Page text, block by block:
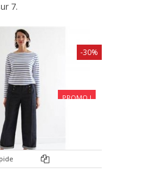
7.
PROMO !
-30%